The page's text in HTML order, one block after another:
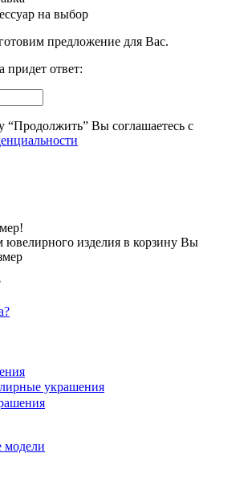
на выбор
предложение для Вас.
придет ответ:
Вы соглашаетесь с
ювелирного изделия в корзину Вы
украшения
модели